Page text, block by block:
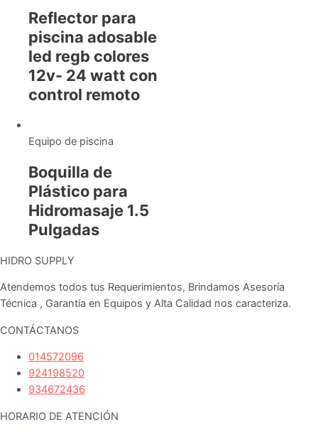
Reflector para
piscina adosable
led regb colores
12v- 24 watt con
control remoto
Equipo de piscina
Boquilla de
Plástico para
Hidromasaje 1.5
Pulgadas
HIDRO SUPPLY
Atendemos todos tus Requerimientos, Brindamos Asesoría
Técnica , Garantía en Equipos y Alta Calidad nos caracteriza.
CONTÁCTANOS
014572096
924198520
934672436
HORARIO DE ATENCIÓN